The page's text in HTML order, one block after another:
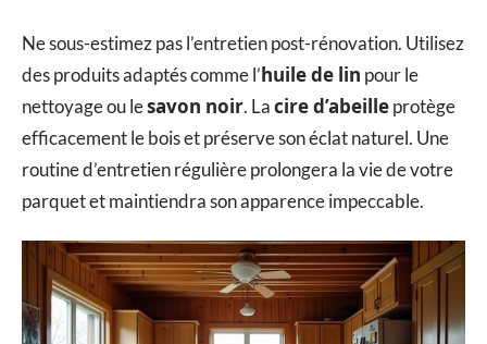
Ne sous-estimez pas l’entretien post-rénovation. Utilisez
des produits adaptés comme l’huile de lin pour le
nettoyage ou lesavon noir. Lacire d’abeilleprotège
efficacement le bois et préserve son éclat naturel. Une
routine d’entretien régulière prolongera la vie de votre
parquet et maintiendra son apparence impeccable.